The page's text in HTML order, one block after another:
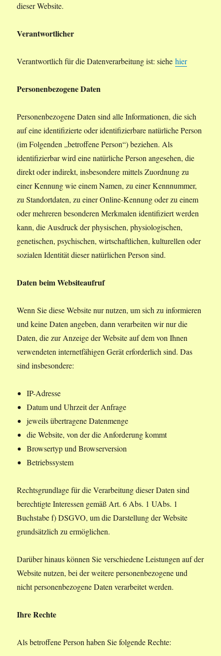
dieser Website.
Verantwortlicher
Verantwortlich für die Datenverarbeitung ist: siehehier
Personenbezogene Daten
Personenbezogene Daten sind alle Informationen, die sich
auf eine identifizierte oder identifizierbare natürliche Person
(im Folgenden „betroffene Person“) beziehen. Als
identifizierbar wird eine natürliche Person angesehen, die
direkt oder indirekt, insbesondere mittels Zuordnung zu
einer Kennung wie einem Namen, zu einer Kennnummer,
zu Standortdaten, zu einer Online-Kennung oder zu einem
oder mehreren besonderen Merkmalen identifiziert werden
kann, die Ausdruck der physischen, physiologischen,
genetischen, psychischen, wirtschaftlichen, kulturellen oder
sozialen Identität dieser natürlichen Person sind.
Daten beim Websiteaufruf
Wenn Sie diese Website nur nutzen, um sich zu informieren
und keine Daten angeben, dann verarbeiten wir nur die
Daten, die zur Anzeige der Website auf dem von Ihnen
verwendeten internetfähigen Gerät erforderlich sind. Das
sind insbesondere:
IP-Adresse
Datum und Uhrzeit der Anfrage
jeweils übertragene Datenmenge
die Website, von der die Anforderung kommt
Browsertyp und Browserversion
Betriebssystem
Rechtsgrundlage für die Verarbeitung dieser Daten sind
berechtigte Interessen gemäß Art. 6 Abs. 1 UAbs. 1
Buchstabe f) DSGVO, um die Darstellung der Website
grundsätzlich zu ermöglichen.
Darüber hinaus können Sie verschiedene Leistungen auf der
Website nutzen, bei der weitere personenbezogene und
nicht personenbezogene Daten verarbeitet werden.
Ihre Rechte
Als betroffene Person haben Sie folgende Rechte: